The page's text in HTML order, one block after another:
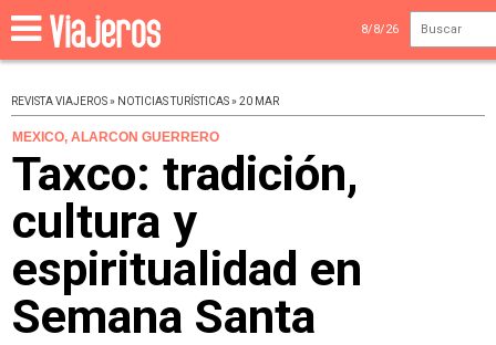
8/8/26
REVISTA VIAJEROS » NOTICIAS TURÍSTICAS » 20 MAR
MEXICO, ALARCON GUERRERO
Taxco: tradición,
cultura y
espiritualidad en
Semana Santa